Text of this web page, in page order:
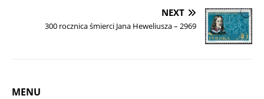
NEXT
300 rocznica śmierci Jana Heweliusza – 2969
MENU